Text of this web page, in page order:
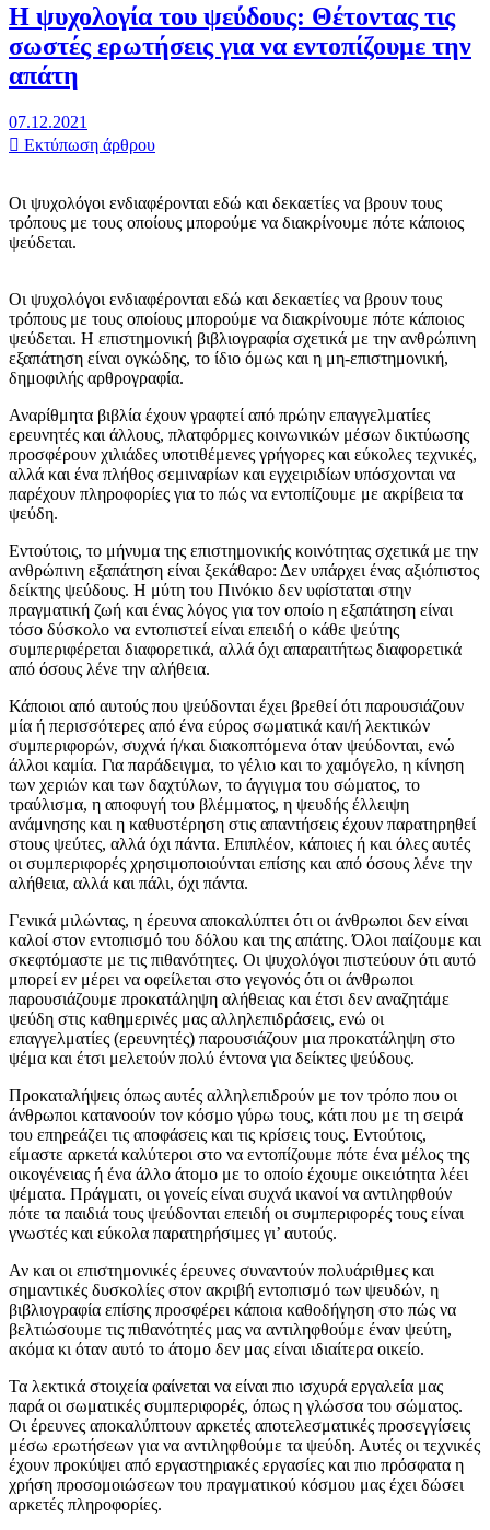
Η ψυχολογία του ψεύδους: Θέτοντας τις
σωστές ερωτήσεις για να εντοπίζουμε την
απάτη
07.12.2021
Εκτύπωση άρθρου
Οι ψυχολόγοι ενδιαφέρονται εδώ και δεκαετίες να βρουν τους
τρόπους με τους οποίους μπορούμε να διακρίνουμε πότε κάποιος
ψεύδεται.
Οι ψυχολόγοι ενδιαφέρονται εδώ και δεκαετίες να βρουν τους
τρόπους με τους οποίους μπορούμε να διακρίνουμε πότε κάποιος
ψεύδεται. Η επιστημονική βιβλιογραφία σχετικά με την ανθρώπινη
εξαπάτηση είναι ογκώδης, το ίδιο όμως και η μη-επιστημονική,
δημοφιλής αρθρογραφία.
Αναρίθμητα βιβλία έχουν γραφτεί από πρώην επαγγελματίες
ερευνητές και άλλους, πλατφόρμες κοινωνικών μέσων δικτύωσης
προσφέρουν χιλιάδες υποτιθέμενες γρήγορες και εύκολες τεχνικές,
αλλά και ένα πλήθος σεμιναρίων και εγχειριδίων υπόσχονται να
παρέχουν πληροφορίες για το πώς να εντοπίζουμε με ακρίβεια τα
ψεύδη.
Εντούτοις, το μήνυμα της επιστημονικής κοινότητας σχετικά με την
ανθρώπινη εξαπάτηση είναι ξεκάθαρο: Δεν υπάρχει ένας αξιόπιστος
δείκτης ψεύδους. Η μύτη του Πινόκιο δεν υφίσταται στην
πραγματική ζωή και ένας λόγος για τον οποίο η εξαπάτηση είναι
τόσο δύσκολο να εντοπιστεί είναι επειδή ο κάθε ψεύτης
συμπεριφέρεται διαφορετικά, αλλά όχι απαραιτήτως διαφορετικά
από όσους λένε την αλήθεια.
Κάποιοι από αυτούς που ψεύδονται έχει βρεθεί ότι παρουσιάζουν
μία ή περισσότερες από ένα εύρος σωματικά και/ή λεκτικών
συμπεριφορών, συχνά ή/και διακοπτόμενα όταν ψεύδονται, ενώ
άλλοι καμία. Για παράδειγμα, το γέλιο και το χαμόγελο, η κίνηση
των χεριών και των δαχτύλων, το άγγιγμα του σώματος, το
τραύλισμα, η αποφυγή του βλέμματος, η ψευδής έλλειψη
ανάμνησης και η καθυστέρηση στις απαντήσεις έχουν παρατηρηθεί
στους ψεύτες, αλλά όχι πάντα. Επιπλέον, κάποιες ή και όλες αυτές
οι συμπεριφορές χρησιμοποιούνται επίσης και από όσους λένε την
αλήθεια, αλλά και πάλι, όχι πάντα.
Γενικά μιλώντας, η έρευνα αποκαλύπτει ότι οι άνθρωποι δεν είναι
καλοί στον εντοπισμό του δόλου και της απάτης. Όλοι παίζουμε και
σκεφτόμαστε με τις πιθανότητες. Οι ψυχολόγοι πιστεύουν ότι αυτό
μπορεί εν μέρει να οφείλεται στο γεγονός ότι οι άνθρωποι
παρουσιάζουμε προκατάληψη αλήθειας και έτσι δεν αναζητάμε
ψεύδη στις καθημερινές μας αλληλεπιδράσεις, ενώ οι
επαγγελματίες (ερευνητές) παρουσιάζουν μια προκατάληψη στο
ψέμα και έτσι μελετούν πολύ έντονα για δείκτες ψεύδους.
Προκαταλήψεις όπως αυτές αλληλεπιδρούν με τον τρόπο που οι
άνθρωποι κατανοούν τον κόσμο γύρω τους, κάτι που με τη σειρά
του επηρεάζει τις αποφάσεις και τις κρίσεις τους. Εντούτοις,
είμαστε αρκετά καλύτεροι στο να εντοπίζουμε πότε ένα μέλος της
οικογένειας ή ένα άλλο άτομο με το οποίο έχουμε οικειότητα λέει
ψέματα. Πράγματι, οι γονείς είναι συχνά ικανοί να αντιληφθούν
πότε τα παιδιά τους ψεύδονται επειδή οι συμπεριφορές τους είναι
γνωστές και εύκολα παρατηρήσιμες γι’ αυτούς.
Αν και οι επιστημονικές έρευνες συναντούν πολυάριθμες και
σημαντικές δυσκολίες στον ακριβή εντοπισμό των ψευδών, η
βιβλιογραφία επίσης προσφέρει κάποια καθοδήγηση στο πώς να
βελτιώσουμε τις πιθανότητές μας να αντιληφθούμε έναν ψεύτη,
ακόμα κι όταν αυτό το άτομο δεν μας είναι ιδιαίτερα οικείο.
Τα λεκτικά στοιχεία φαίνεται να είναι πιο ισχυρά εργαλεία μας
παρά οι σωματικές συμπεριφορές, όπως η γλώσσα του σώματος.
Οι έρευνες αποκαλύπτουν αρκετές αποτελεσματικές προσεγγίσεις
μέσω ερωτήσεων για να αντιληφθούμε τα ψεύδη. Αυτές οι τεχνικές
έχουν προκύψει από εργαστηριακές εργασίες και πιο πρόσφατα η
χρήση προσομοιώσεων του πραγματικού κόσμου μας έχει δώσει
αρκετές πληροφορίες.